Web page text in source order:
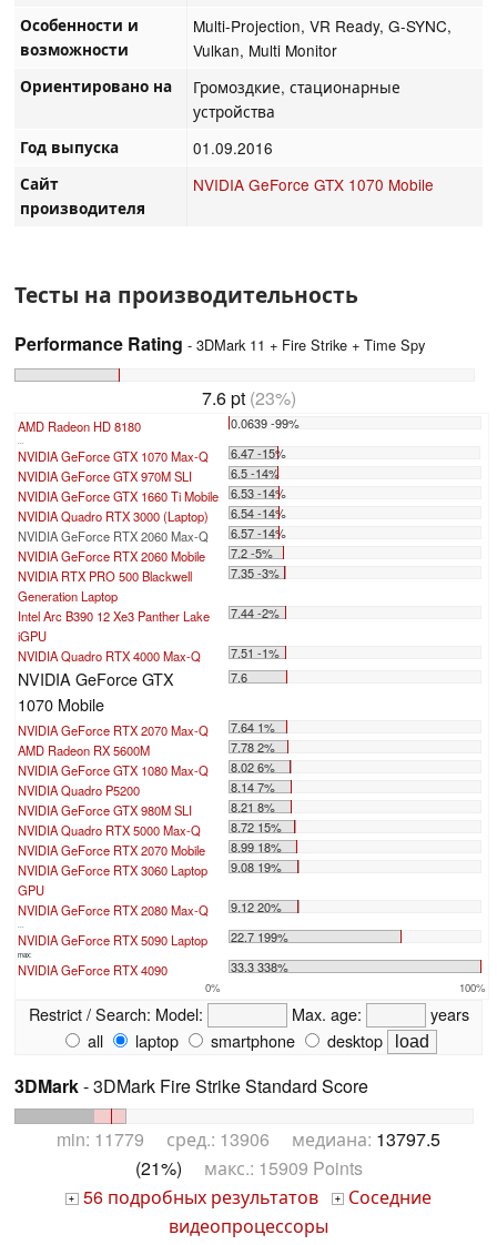
Особенности и
возможности
Multi-Projection, VR Ready, G-SYNC,
Vulkan, Multi Monitor
Ориентировано на
Громоздкие, стационарные
устройства
Год выпуска 01.09.2016
Сайт
производителя
NVIDIA GeForce GTX 1070 Mobile
Тесты на производительность
Performance Rating - 3DMark 11 + Fire Strike + Time Spy
7.6 pt(23%)
AMD Radeon HD 8180 0.0639 -99%
NVIDIA GeForce GTX 1070 Max-Q
6.47 -15%
NVIDIA GeForce GTX 970M SLI
6.5 -14%
NVIDIA GeForce GTX 1660 Ti Mobile
6.53 -14%
NVIDIA Quadro RTX 3000 (Laptop)
6.54 -14%
NVIDIA GeForce RTX 2060 Max-Q
6.57 -14%
NVIDIA GeForce RTX 2060 Mobile
7.2 -5%
NVIDIA RTX PRO 500 Blackwell
Generation Laptop
7.35 -3%
Intel Arc B390 12 Xe3 Panther Lake
iGPU
7.44 -2%
NVIDIA Quadro RTX 4000 Max-Q 7.51 -1%
NVIDIA GeForce GTX
1070 Mobile
7.6
NVIDIA GeForce RTX 2070 Max-Q
7.64 1%
AMD Radeon RX 5600M
7.78 2%
NVIDIA GeForce GTX 1080 Max-Q
8.02 6%
NVIDIA Quadro P5200
8.14 7%
NVIDIA GeForce GTX 980M SLI
8.21 8%
NVIDIA Quadro RTX 5000 Max-Q
8.72 15%
NVIDIA GeForce RTX 2070 Mobile
8.99 18%
NVIDIA GeForce RTX 3060 Laptop
GPU
9.08 19%
NVIDIA GeForce RTX 2080 Max-Q 9.12 20%
NVIDIA GeForce RTX 5090 Laptop 22.7 199%
max:
NVIDIA GeForce RTX 4090 33.3 338%
0% 100%
Restrict / Search: Model: Max. age:
years
all
laptop smartphone desktop
3DMark- 3DMark Fire Strike Standard Score
min: 11779 сред.: 13906 медиана: 13797.5
(21%) макс.: 15909 Points
+ 56 подробных результатов +
Соседние
видеопроцессоры